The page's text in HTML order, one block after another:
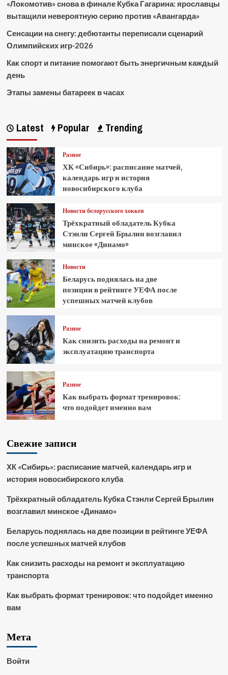
«Локомотив» снова в финале Кубка Гагарина: ярославцы
вытащили невероятную серию против «Авангарда»
Сенсации на снегу: дебютанты переписали сценарий
Олимпийских игр-2026
Как спорт и питание помогают быть энергичным каждый
день
Этапы замены батареек в часах
Latest Popular Trending
Разное
ХК «Сибирь»: расписание матчей,
календарь игр и история
новосибирского клуба
Новости белорусского хоккея
Трёхкратный обладатель Кубка
Стэнли Сергей Брылин возглавил
минское «Динамо»
Новости
Беларусь поднялась на две
позиции в рейтинге УЕФА после
успешных матчей клубов
Разное
Как снизить расходы на ремонт и
эксплуатацию транспорта
Разное
Как выбрать формат тренировок:
что подойдет именно вам
Свежие записи
ХК «Сибирь»: расписание матчей, календарь игр и
история новосибирского клуба
Трёхкратный обладатель Кубка Стэнли Сергей Брылин
возглавил минское «Динамо»
Беларусь поднялась на две позиции в рейтинге УЕФА
после успешных матчей клубов
Как снизить расходы на ремонт и эксплуатацию
транспорта
Как выбрать формат тренировок: что подойдет именно
вам
Мета
Войти